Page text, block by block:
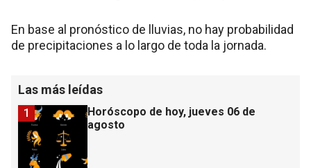
En base al pronóstico de lluvias, no hay probabilidad
de precipitaciones a lo largo de toda la jornada.
Las más leídas
Horóscopo de hoy, jueves 06 de
agosto
1